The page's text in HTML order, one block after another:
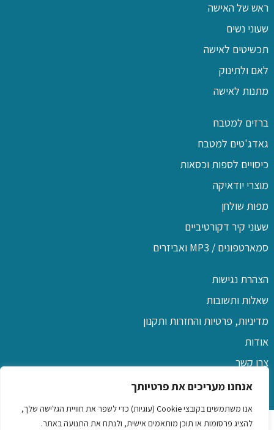
אנחנו מעריכים את פרטיותך
אנו משתמשים בקובצי Cookie (עוגיות) כדי לשפר את חוויית הגלישה שלך,
להציג פרסומות או תוכן מותאמים אישית, ולנתח את התנועה באתר.
ראש של האישה
שעוני נשים
תכשיטים לאישה
לאם ולתינוק
מתנות לאישה
ברזים למטבח
גאדג'טים למטבח
כיסויים לספות וכסאות
מוצרי יודאיקה
מפות שולחן
שעוני קיר דקורטיביים
סמארטפונים / MP3 ואביזרים
הצהרת נגישות
שאלות ותשובות
מדיניות, פרטיות והחזרות ותקנון
אודות
צרו קשר
כל הזכויות שמורות לפו שם